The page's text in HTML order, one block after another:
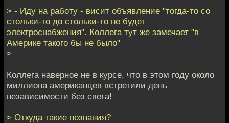
> - Иду на работу - висит объявление "тогда-то со
стольки-то до стольки-то не будет
электроснабжения". Коллега тут же замечает "в
Америке такого бы не было"
>
Коллега наверное не в курсе, что в этом году около
миллиона американцев встретили день
независимости без света!
> Откуда такие познания?